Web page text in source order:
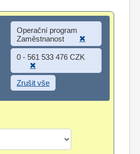
Operační program
Zaměstnanost
0 - 561 533 476 CZK
Zrušit vše